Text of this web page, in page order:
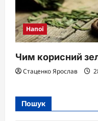
Напої
Чим корисний
Стаценко Ярослав
Пошук